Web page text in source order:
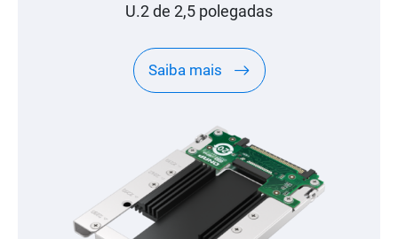
U.2 de 2,5 polegadas
Saiba mais